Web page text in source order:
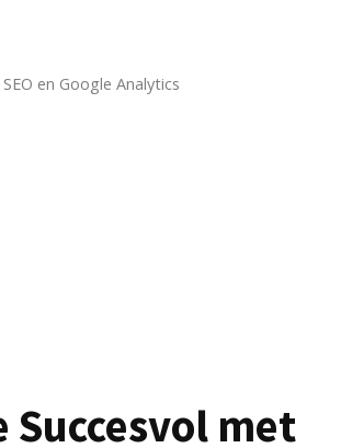
en Google Analytics
met